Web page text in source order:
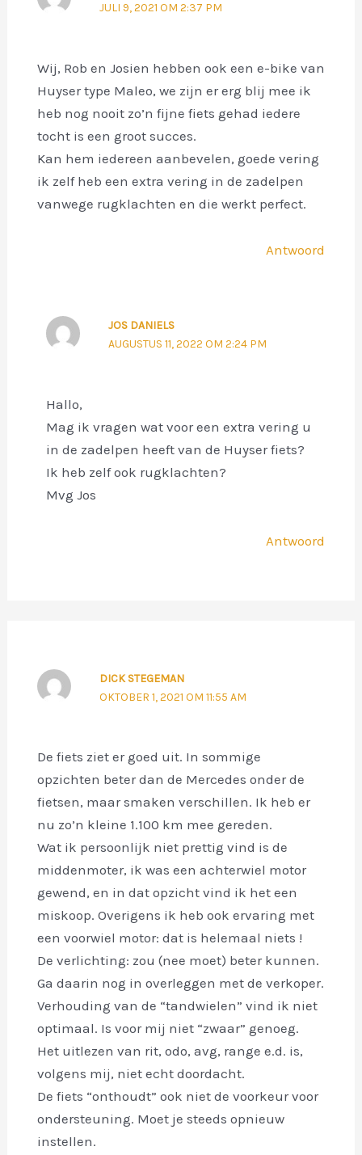
JULI 9, 2021 OM 2:37 PM
Wij, Rob en Josien hebben ook een e-bike van
Huyser type Maleo, we zijn er erg blij mee ik
heb nog nooit zo’n fijne fiets gehad iedere
tocht is een groot succes.
Kan hem iedereen aanbevelen, goede vering
ik zelf heb een extra vering in de zadelpen
vanwege rugklachten en die werkt perfect.
Antwoord
JOS DANIELS
AUGUSTUS 11, 2022 OM 2:24 PM
Hallo,
Mag ik vragen wat voor een extra vering u
in de zadelpen heeft van de Huyser fiets?
Ik heb zelf ook rugklachten?
Mvg Jos
Antwoord
DICK STEGEMAN
OKTOBER 1, 2021 OM 11:55 AM
De fiets ziet er goed uit. In sommige
opzichten beter dan de Mercedes onder de
fietsen, maar smaken verschillen. Ik heb er
nu zo’n kleine 1.100 km mee gereden.
Wat ik persoonlijk niet prettig vind is de
middenmoter, ik was een achterwiel motor
gewend, en in dat opzicht vind ik het een
miskoop. Overigens ik heb ook ervaring met
een voorwiel motor: dat is helemaal niets !
De verlichting: zou (nee moet) beter kunnen.
Ga daarin nog in overleggen met de verkoper.
Verhouding van de “tandwielen” vind ik niet
optimaal. Is voor mij niet “zwaar” genoeg.
Het uitlezen van rit, odo, avg, range e.d. is,
volgens mij, niet echt doordacht.
De fiets “onthoudt” ook niet de voorkeur voor
ondersteuning. Moet je steeds opnieuw
instellen.